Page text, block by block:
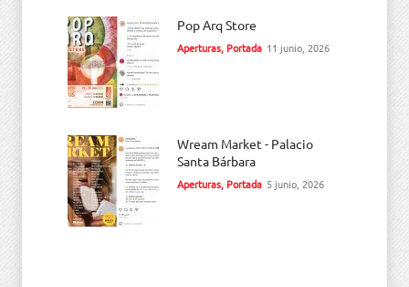
Pop Arq Store
Aperturas, Portada 11 junio, 2026
Wream Market - Palacio
Santa Bárbara
Aperturas, Portada 5 junio, 2026